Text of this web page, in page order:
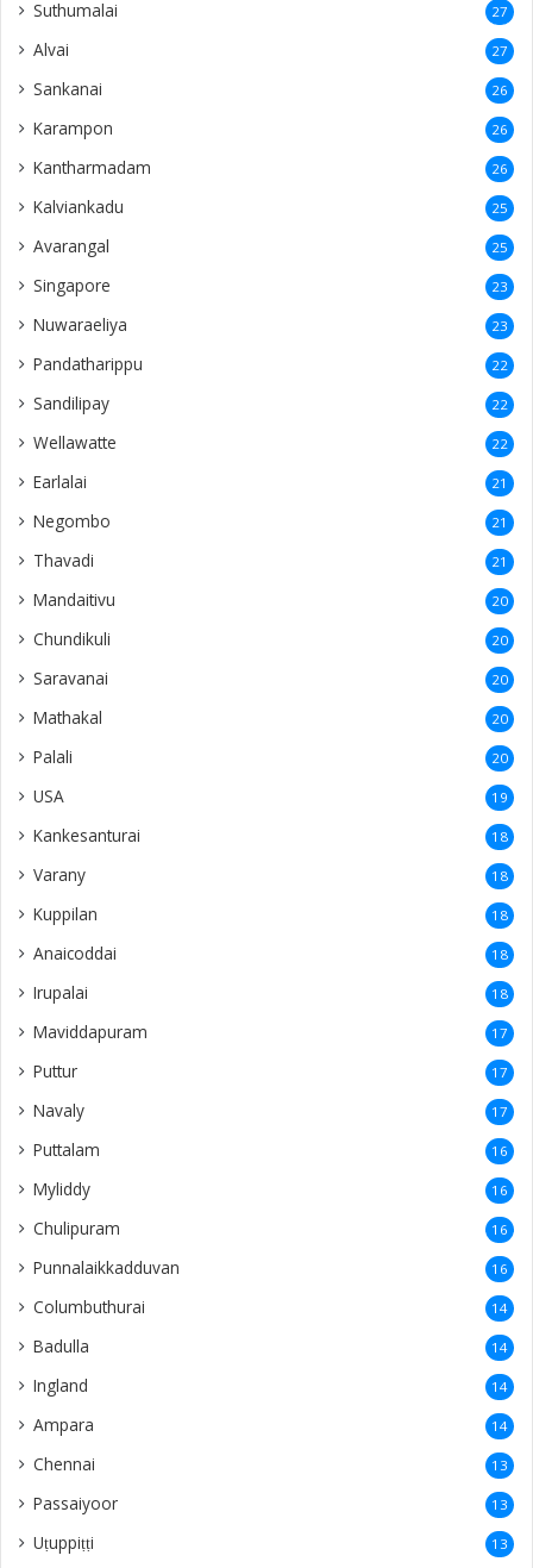
Suthumalai 27
Alvai 27
Sankanai 26
Karampon 26
Kantharmadam 26
Kalviankadu 25
Avarangal 25
Singapore 23
Nuwaraeliya 23
Pandatharippu 22
Sandilipay 22
Wellawatte 22
Earlalai 21
Negombo 21
Thavadi 21
Mandaitivu 20
Chundikuli 20
Saravanai 20
Mathakal 20
Palali 20
USA 19
Kankesanturai 18
Varany 18
Kuppilan 18
Anaicoddai 18
Irupalai 18
Maviddapuram 17
Puttur 17
Navaly 17
Puttalam 16
Myliddy 16
Chulipuram 16
Punnalaikkadduvan 16
Columbuthurai 14
Badulla 14
Ingland 14
Ampara 14
Chennai 13
Passaiyoor 13
Uṭuppiṭṭi 13